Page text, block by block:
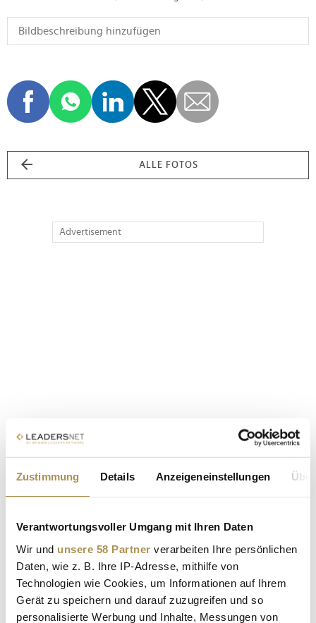
Zustimmung Details Anzeigeneinstellungen
Verantwortungsvoller Umgang mit Ihren Daten
Wir und unsere 58 Partner verarbeiten Ihre persönlichen
Daten, wie z. B. Ihre IP-Adresse, mithilfe von
Technologien wie Cookies, um Informationen auf Ihrem
Gerät zu speichern und darauf zuzugreifen und so
personalisierte Werbung und Inhalte, Messungen von
ALLE FOTOS
Advertisement